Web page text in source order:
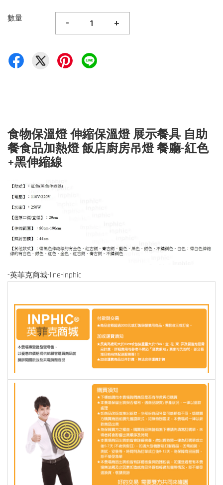
數量 - +
食物保溫燈 伸縮保溫燈 展示餐具 自助
餐食品加熱燈 飯店廚房吊燈 餐廳-紅色
+黑伸縮線
-英菲克商城-line-inphic